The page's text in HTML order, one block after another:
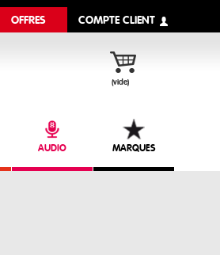
OFFRES COMPTE CLIENT
(vide)
AUDIO MARQUES